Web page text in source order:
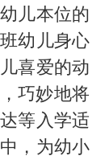
儿本位的
幼儿身心
喜爱的动
巧妙地将
等入学适
，为幼小